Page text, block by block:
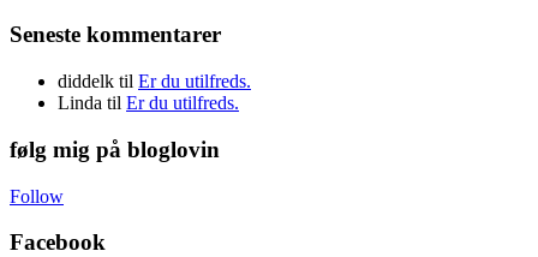
Seneste kommentarer
diddelk til Er du utilfreds.
Linda til Er du utilfreds.
følg mig på bloglovin
Follow
Facebook